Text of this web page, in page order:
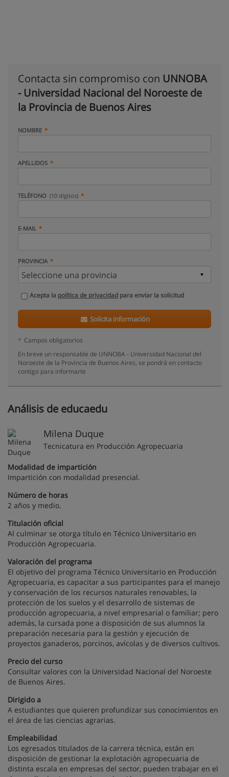
Contacta sin compromiso con UNNOBA
- Universidad Nacional del Noroeste de
la Provincia de Buenos Aires
NOMBRE
APELLIDOS
TELÉFONO (10 dígitos)
E-MAIL
PROVINCIA
Acepta la política de privacidad para enviar la solicitud
Solicita información
* Campos obligatorios
En breve un responsable de UNNOBA - Universidad Nacional del
Noroeste de la Provincia de Buenos Aires, se pondrá en contacto
contigo para informarte
Análisis de educaedu
Milena Duque
Tecnicatura en Producción Agropecuaria
Modalidad de impartición
Impartición con modalidad presencial.
Número de horas
2 años y medio.
Titulación oficial
Al culminar se otorga título en Técnico Universitario en
Producción Agropecuaria.
Valoración del programa
El objetivo del programa Técnico Universitario en Producción
Agropecuaria, es capacitar a sus participantes para el manejo
y conservación de los recursos naturales renovables, la
protección de los suelos y el desarrollo de sistemas de
producción agropecuaria, a nivel empresarial o familiar; pero
además, la cursada pone a disposición de sus alumnos la
preparación necesaria para la gestión y ejecución de
proyectos ganaderos, porcinos, avícolas y de diversos cultivos.
Precio del curso
Consultar valores con la Universidad Nacional del Noroeste
de Buenos Aires.
Dirigido a
A estudiantes que quieren profundizar sus conocimientos en
el área de las ciencias agrarias.
Empleabilidad
Los egresados titulados de la carrera técnica, están en
disposición de gestionar la explotación agropecuaria de
distinta escala en empresas del sector, pueden trabajar en el